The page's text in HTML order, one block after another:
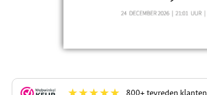
800+ tevreden klanten